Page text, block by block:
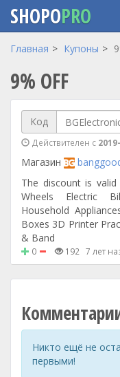
Перейти
основному
содержанию
SHOPOPRO
Главная Купоны
9% OFF
Код
Действителен с
Магазин
The discount is
Wheels Electric
Household
Boxes 3D Printer
& Band
0 192 7 лет
Никто ещё не
первыми!